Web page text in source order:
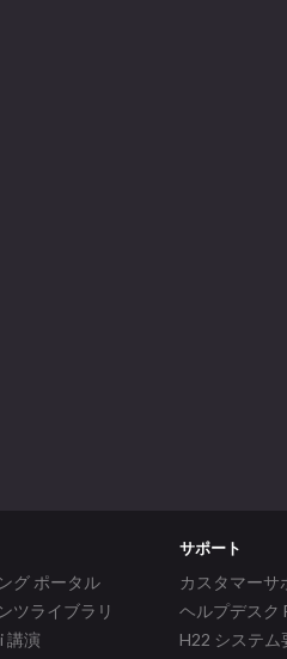
グ ポータル
ツライブラリ
講演
サポート
カスタマーサ
ヘルプデスク
H22 システム